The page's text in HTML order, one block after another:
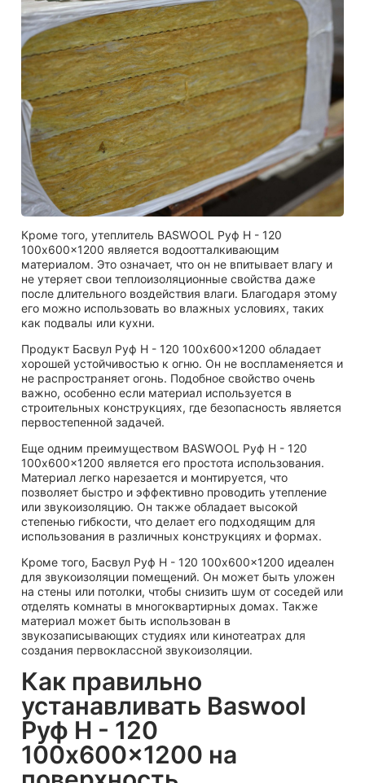
Кроме того, утеплитель BASWOOL Руф Н - 120
100x600x1200 является водоотталкивающим
материалом. Это означает, что он не впитывает влагу и
не утеряет свои теплоизоляционные свойства даже
после длительного воздействия влаги. Благодаря этому
его можно использовать во влажных условиях, таких
как подвалы или кухни.
Продукт Басвул Руф Н - 120 100x600x1200 обладает
хорошей устойчивостью к огню. Он не воспламеняется и
не распространяет огонь. Подобное свойство очень
важно, особенно если материал используется в
строительных конструкциях, где безопасность является
первостепенной задачей.
Еще одним преимуществом BASWOOL Руф Н - 120
100x600x1200 является его простота использования.
Материал легко нарезается и монтируется, что
позволяет быстро и эффективно проводить утепление
или звукоизоляцию. Он также обладает высокой
степенью гибкости, что делает его подходящим для
использования в различных конструкциях и формах.
Кроме того, Басвул Руф Н - 120 100x600x1200 идеален
для звукоизоляции помещений. Он может быть уложен
на стены или потолки, чтобы снизить шум от соседей или
отделять комнаты в многоквартирных домах. Также
материал может быть использован в
звукозаписывающих студиях или кинотеатрах для
создания первоклассной звукоизоляции.
Как правильно
устанавливать Baswool
Руф Н - 120
100x600x1200 на